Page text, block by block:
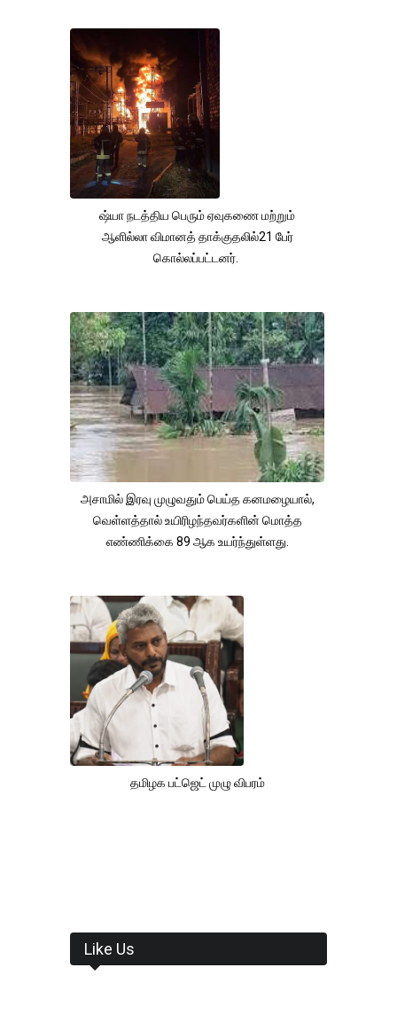
ஷ்யா நடத்திய பெரும் ஏவுகணை மற்றும்
ஆளில்லா விமானத் தாக்குதலில்21 பேர்
கொல்லப்பட்டனர்.
அசாமில் இரவு முழுவதும் பெய்த கனமழையால்,
வெள்ளத்தால் உயிரிழந்தவர்களின் மொத்த
எண்ணிக்கை 89 ஆக உயர்ந்துள்ளது.
தமிழக பட்ஜெட் முழு விபரம்
Like Us